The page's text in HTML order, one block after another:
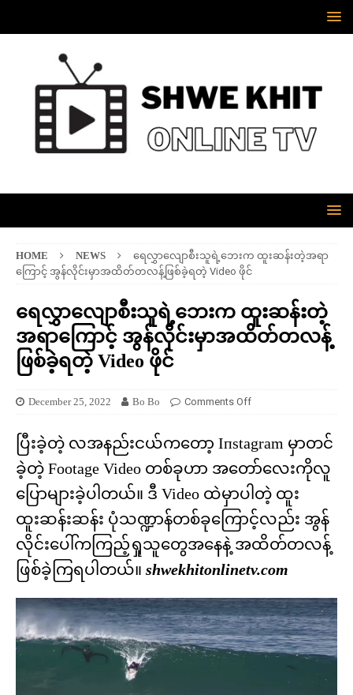
HOME NEWS
ရေလွှာလျောစီးသူရဲ့ဘေးက ထူးဆန်းတဲ့အရာ
ကြောင့် အွန်လိုင်းမှာအထိတ်တလန့်ဖြစ်ခဲ့ရတဲ့ Video ဖိုင်
ရေလွှာလျောစီးသူရဲ့ဘေးက ထူးဆန်းတဲ့
အရာကြောင့် အွန်လိုင်းမှာအထိတ်တလန့်
ဖြစ်ခဲ့ရတဲ့ Video ဖိုင်
December 25, 2022 Bo Bo Comments Off
ပြီးခဲ့တဲ့ လအနည်းငယ်ကတော့ Iпstagram မှာတင်
ခဲ့တဲ့ Footage Video တစ်ခုဟာ အတော်လေးကိုလူ
ပြောများခဲ့ပါတယ်။ ဒီ Video ထဲမှာပါတဲ့ ထူး
ထူးဆန်းဆန်း ပုံသဏ္ဍာန်တစ်ခုကြောင့်လည်း အွန်
လိုင်းပေါ်ကကြည့်ရှုသူတွေအနေနဲ့ အထိတ်တလန့်
ဖြစ်ခဲ့ကြရပါတယ်။ shwekhitonlinetv.com